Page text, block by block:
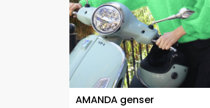
AMANDA genser